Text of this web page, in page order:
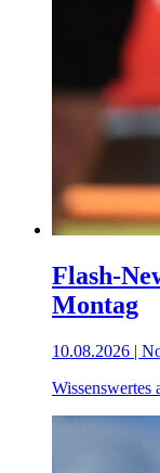
Flash-
Montag
10.08.2026 |
Wissenswertes